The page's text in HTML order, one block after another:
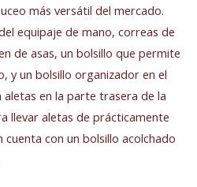
más versátil del mercado.
equipaje de mano, correas de
de asas, un bolsillo que permite
y un bolsillo organizador en el
en la parte trasera de la
llevar aletas de prácticamente
con un bolsillo acolchado